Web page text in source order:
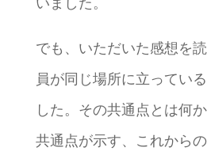
いました。
でも、いただいた感想を
員が同じ場所に立ってい
した。その共通点とは何
共通点が示す、これから